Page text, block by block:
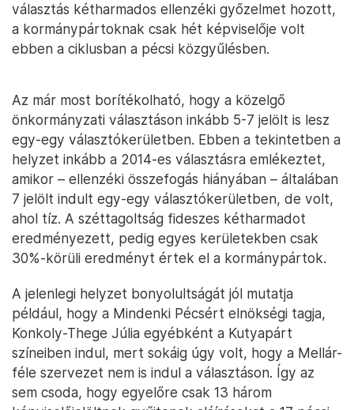
választás kétharmados ellenzéki győzelmet hozott,
a kormánypártoknak csak hét képviselője volt
ebben a ciklusban a pécsi közgyűlésben.
Az már most borítékolható, hogy a közelgő
önkormányzati választáson inkább 5-7 jelölt is lesz
egy-egy választókerületben. Ebben a tekintetben a
helyzet inkább a 2014-es választásra emlékeztet,
amikor – ellenzéki összefogás hiányában – általában
7 jelölt indult egy-egy választókerületben, de volt,
ahol tíz. A széttagoltság fideszes kétharmadot
eredményezett, pedig egyes kerületekben csak
30%-körüli eredményt értek el a kormánypártok.
A jelenlegi helyzet bonyolultságát jól mutatja
például, hogy a Mindenki Pécsért elnökségi tagja,
Konkoly-Thege Júlia egyébként a Kutyapárt
színeiben indul, mert sokáig úgy volt, hogy a Mellár-
féle szervezet nem is indul a választáson. Így az
sem csoda, hogy egyelőre csak 13 három